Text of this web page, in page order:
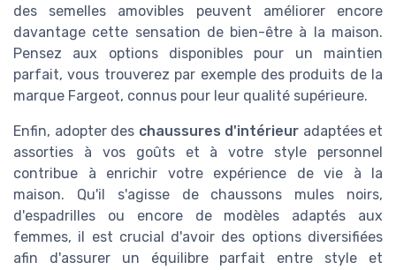
des semelles amovibles peuvent améliorer encore
davantage cette sensation de bien-être à la maison.
Pensez aux options disponibles pour un maintien
parfait, vous trouverez par exemple des produits de la
marque Fargeot, connus pour leur qualité supérieure.
Enfin, adopter des chaussures d'intérieur adaptées et
assorties à vos goûts et à votre style personnel
contribue à enrichir votre expérience de vie à la
maison. Qu'il s'agisse de chaussons mules noirs,
d'espadrilles ou encore de modèles adaptés aux
femmes, il est crucial d'avoir des options diversifiées
afin d'assurer un équilibre parfait entre style et